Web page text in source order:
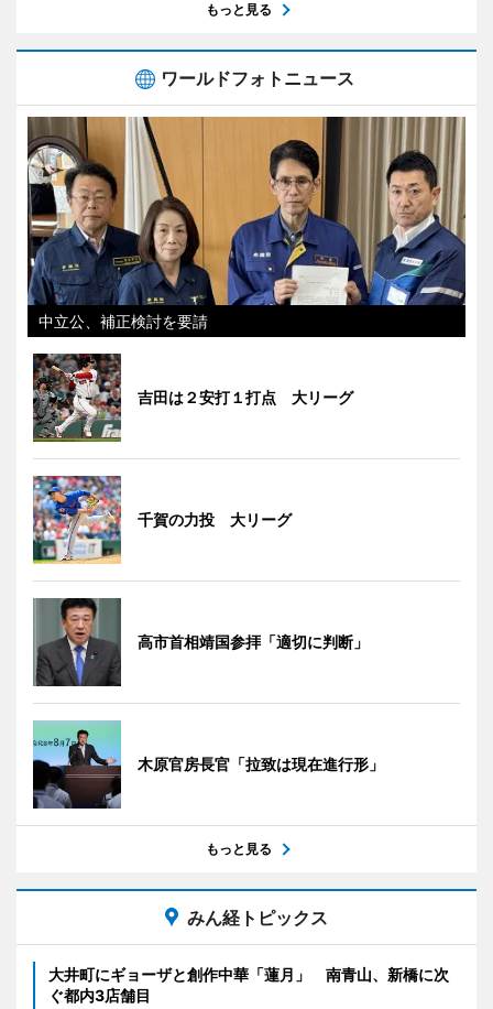
もっと見る
ワールドフォトニュース
中立公、補正検討を要請
吉田は２安打１打点 大リーグ
千賀の力投 大リーグ
高市首相靖国参拝「適切に判断」
木原官房長官「拉致は現在進行形」
もっと見る
みん経トピックス
大井町にギョーザと創作中華「蓮月」 南青山、新橋に次
ぐ都内3店舗目